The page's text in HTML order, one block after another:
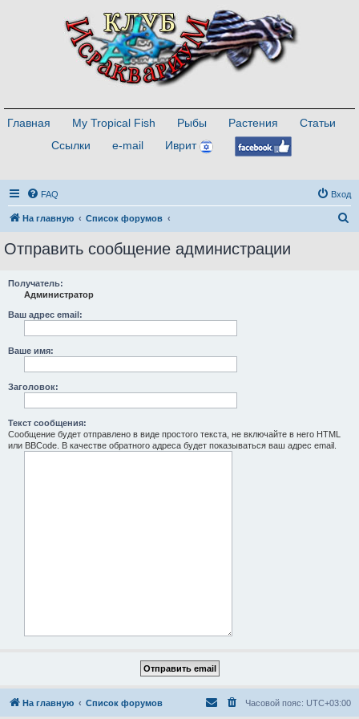
Главная My Tropical Fish Рыбы Растения
Статьи
Ссылки
e-mail Иврит
FAQ Вход
На главную Список форумов
Отправить сообщение администрации
Получатель:
Администратор
Ваш адрес email:
Ваше имя:
Заголовок:
Текст сообщения:
Сообщение будет отправлено в виде простого текста, не включайте в него HTML
или BBCode. В качестве обратного адреса будет показываться ваш адрес email.
На главную Список форумов Часовой пояс: UTC+03:00